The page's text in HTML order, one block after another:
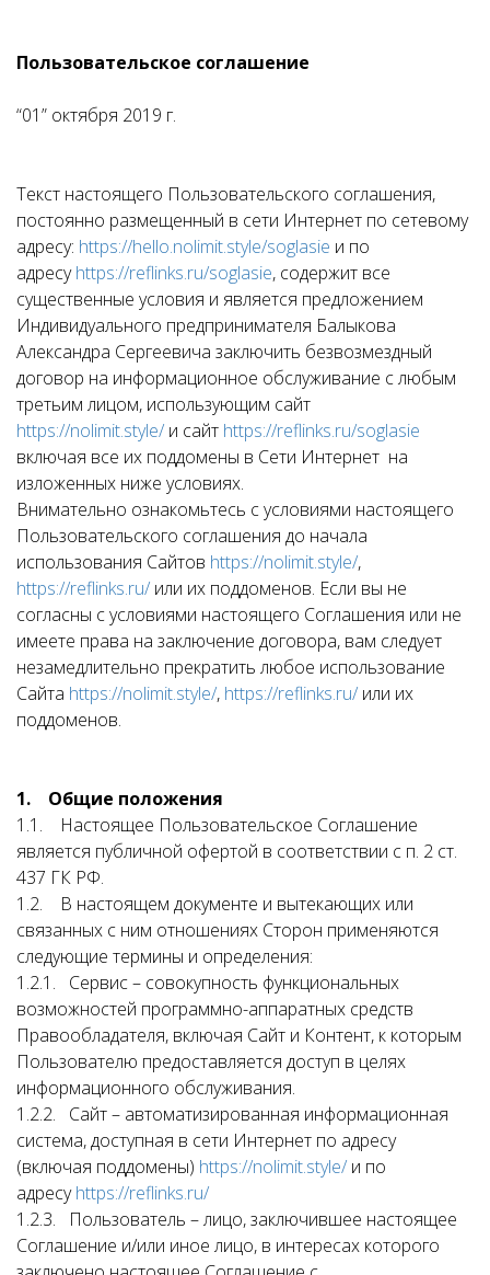
Пользовательское соглашение
“01” октября 2019 г.
Текст настоящего Пользовательского соглашения,
постоянно размещенный в сети Интернет по сетевому
адресу: https://hello.nolimit.style/soglasie и по
адресуhttps://reflinks.ru/soglasie, содержит все
существенные условия и является предложением
Индивидуального предпринимателя Балыкова
Александра Сергеевича заключить безвозмездный
договор на информационное обслуживание с любым
третьим лицом, использующим сайт
https://nolimit.style/ и сайт https://reflinks.ru/soglasie
включая все их поддомены в Сети Интернет на
изложенных ниже условиях.
Внимательно ознакомьтесь с условиями настоящего
Пользовательского соглашения до начала
использования Сайтов https://nolimit.style/,
https://reflinks.ru/ или их поддоменов. Если вы не
согласны с условиями настоящего Соглашения или не
имеете права на заключение договора, вам следует
незамедлительно прекратить любое использование
Сайта https://nolimit.style/, https://reflinks.ru/ или их
поддоменов.
1. Общие положения
1.1. Настоящее Пользовательское Соглашение
является публичной офертой в соответствии с п. 2 ст.
437 ГК РФ.
1.2. В настоящем документе и вытекающих или
связанных с ним отношениях Сторон применяются
следующие термины и определения:
1.2.1. Сервис – совокупность функциональных
возможностей программно-аппаратных средств
Правообладателя, включая Сайт и Контент, к которым
Пользователю предоставляется доступ в целях
информационного обслуживания.
1.2.2. Сайт – автоматизированная информационная
система, доступная в сети Интернет по адресу
(включая поддомены) https://nolimit.style/ и по
адресуhttps://reflinks.ru/
1.2.3. Пользователь – лицо, заключившее настоящее
Соглашение и/или иное лицо, в интересах которого